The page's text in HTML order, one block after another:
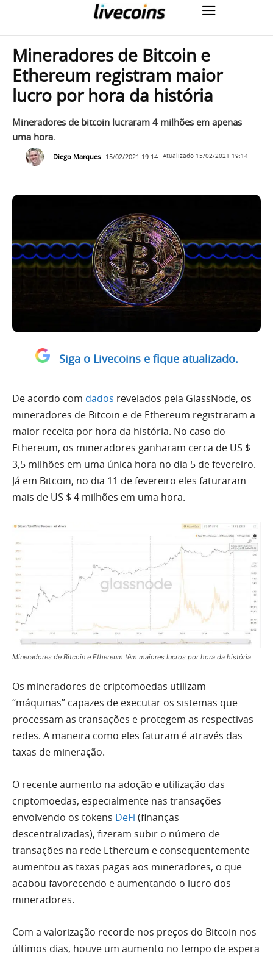
Mineradores de Bitcoin e
Ethereum registram maior
lucro por hora da história
Mineradores de bitcoin lucraram 4 milhões em apenas
uma hora.
Diego Marques 15/02/2021 19:14 Atualizado 15/02/2021 19:14
Siga o Livecoins e fique atualizado.
De acordo com dados revelados pela GlassNode, os
mineradores de Bitcoin e de Ethereum registraram a
maior receita por hora da história. No caso do
Ethereum, os mineradores ganharam cerca de US $
3,5 milhões em uma única hora no dia 5 de fevereiro.
Já em Bitcoin, no dia 11 de fevereiro eles faturaram
mais de US $ 4 milhões em uma hora.
Mineradores de Bitcoin e Ethereum têm maiores lucros por hora da história
Os mineradores de criptomoedas utilizam
“máquinas” capazes de executar os sistemas que
processam as transações e protegem as respectivas
redes. A maneira como eles faturam é através das
taxas de mineração.
O recente aumento na adoção e utilização das
criptomoedas, especialmente nas transações
envolvendo os tokens DeFi (finanças
descentralizadas), fizeram subir o número de
transações na rede Ethereum e consequentemente
aumentou as taxas pagas aos mineradores, o que
acabou favorecendo e aumentando o lucro dos
mineradores.
Com a valorização recorde nos preços do Bitcoin nos
últimos dias, houve um aumento no tempo de espera